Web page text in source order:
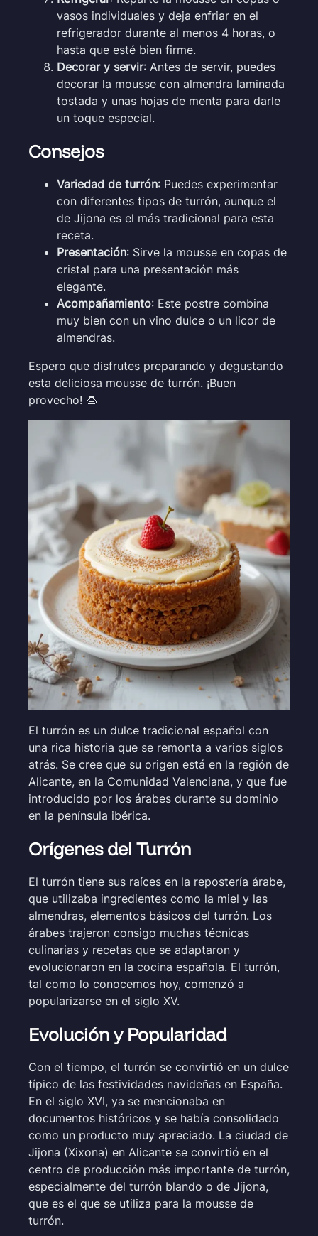
vasos individuales y deja enfriar en el
refrigerador durante al menos 4 horas, o
hasta que esté bien firme.
Decorar y servir: Antes de servir, puedes
decorar la mousse con almendra laminada
tostada y unas hojas de menta para darle
un toque especial.
Consejos
Variedad de turrón: Puedes experimentar
con diferentes tipos de turrón, aunque el
de Jijona es el más tradicional para esta
receta.
Presentación: Sirve la mousse en copas de
cristal para una presentación más
elegante.
Acompañamiento: Este postre combina
muy bien con un vino dulce o un licor de
almendras.
Espero que disfrutes preparando y degustando
esta deliciosa mousse de turrón. ¡Buen
provecho! 🍮
El turrón es un dulce tradicional español con
una rica historia que se remonta a varios siglos
atrás. Se cree que su origen está en la región de
Alicante, en la Comunidad Valenciana, y que fue
introducido por los árabes durante su dominio
en la península ibérica.
Orígenes del Turrón
El turrón tiene sus raíces en la repostería árabe,
que utilizaba ingredientes como la miel y las
almendras, elementos básicos del turrón. Los
árabes trajeron consigo muchas técnicas
culinarias y recetas que se adaptaron y
evolucionaron en la cocina española. El turrón,
tal como lo conocemos hoy, comenzó a
popularizarse en el siglo XV.
Evolución y Popularidad
Con el tiempo, el turrón se convirtió en un dulce
típico de las festividades navideñas en España.
En el siglo XVI, ya se mencionaba en
documentos históricos y se había consolidado
como un producto muy apreciado. La ciudad de
Jijona (Xixona) en Alicante se convirtió en el
centro de producción más importante de turrón,
especialmente del turrón blando o de Jijona,
que es el que se utiliza para la mousse de
turrón.